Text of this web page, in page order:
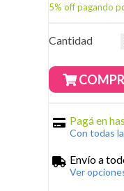
5% off pagando
Cantidad
Pagá en
Con todas
Envío a
Ver